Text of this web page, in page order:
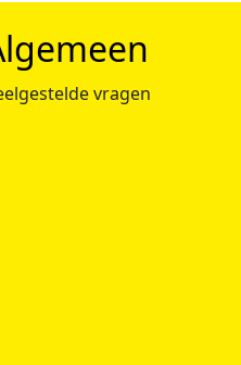
vragen